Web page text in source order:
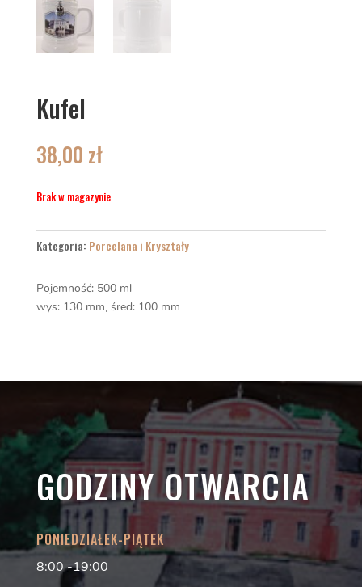
Kufel
38,00 zł
Brak w magazynie
Kategoria: Porcelana i Kryształy
Pojemność: 500 ml
wys: 130 mm, śred: 100 mm
GODZINY OTWARCIA
PONIEDZIAŁEK-PIĄTEK
8:00 -19:00